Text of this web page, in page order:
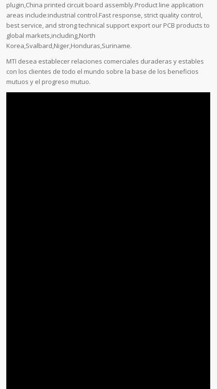
plugin,China printed circuit board assembly.Product line application
areas include:industrial control.Fast response, strict quality control,
best service, and strong technical support export our PCB products to
global markets,including,North
Korea,Svalbard,Niger,Honduras,Suriname.
MTI desea establecer relaciones comerciales duraderas y estables
con los clientes de todo el mundo sobre la base de los beneficios
mutuos y el progreso mutuo.